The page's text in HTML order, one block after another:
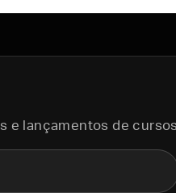
e lançamentos de